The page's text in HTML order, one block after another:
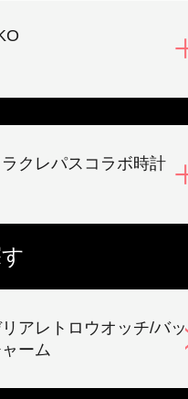
クレパスコラボ時計
アレトロウオッチ/バッ
ーム